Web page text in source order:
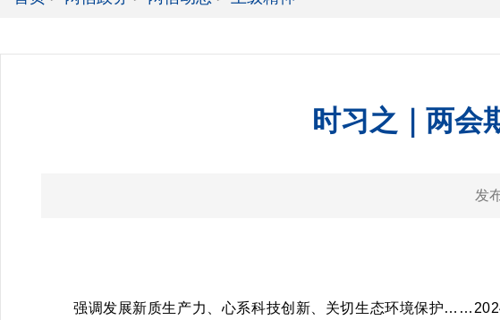
时习之｜两会
发
强调发展新质生产力、心系科技创新、关切生态环境保护